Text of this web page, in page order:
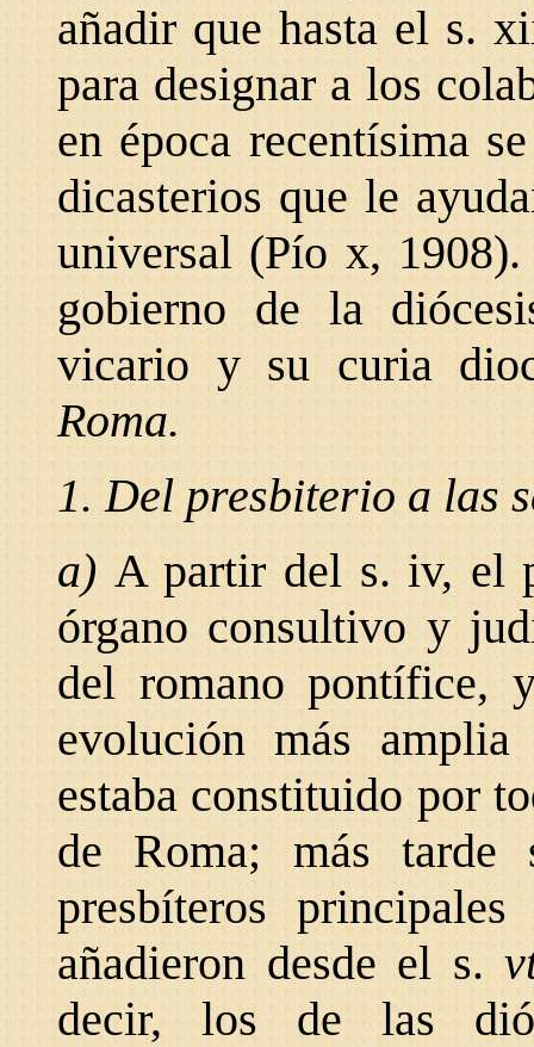
añadir que hasta el s.
para designar a los
en época recentísima
dicasterios que le
universal (Pío x,
gobierno de la
vicario y su curia
Roma.
1. Del presbiterio a las
a)A partir del s. iv, el
órgano consultivo y
del romano pontífice,
evolución más
estaba constituido por
de Roma; más
presbíteros
añadieron desde el s.
decir, los de las